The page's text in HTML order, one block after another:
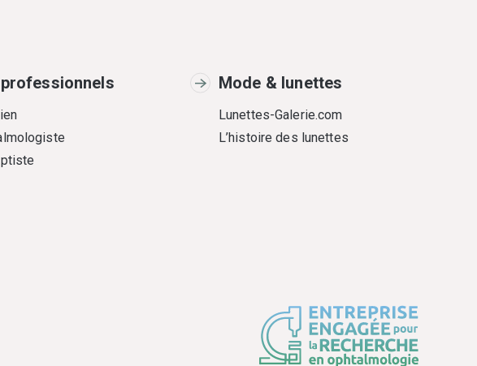
Mode & lunettes
Lunettes-Galerie.com
L’histoire des lunettes